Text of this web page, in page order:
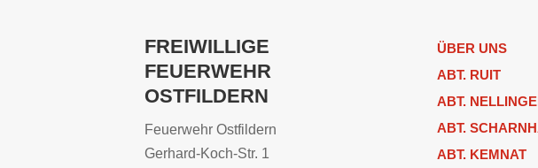
FREIWILLIGE
FEUERWEHR
OSTFILDERN
Feuerwehr Ostfildern
Gerhard-Koch-Str. 1
ÜBER UNS
ABT. RUIT
ABT.
ABT.
ABT. KEMNAT